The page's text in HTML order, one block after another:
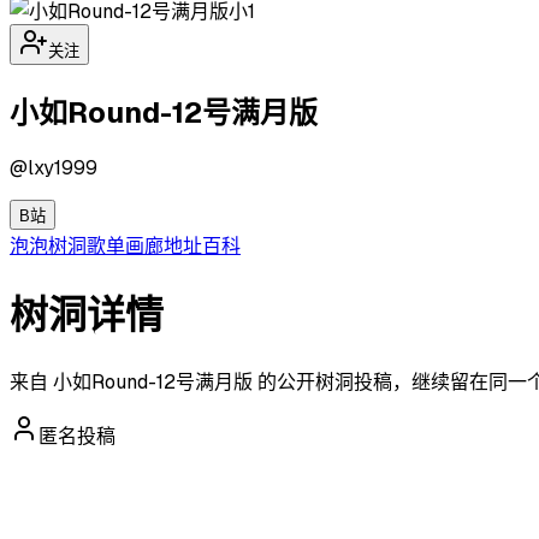
小1
关注
小如Round-12号满月版
@lxy1999
B站
泡泡树洞歌单画廊地址百科
树洞详情
来自 小如Round-12号满月版 的公开树洞投稿，继续留在同一
匿名投稿